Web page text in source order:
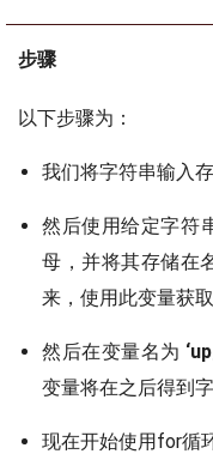
步骤
以下步骤为：
我们将字符串输入
然后使用给定字符
母，并将其存储在
来，使用此变量获
然后在变量名为
变量将在之后得到
现在开始使用for循